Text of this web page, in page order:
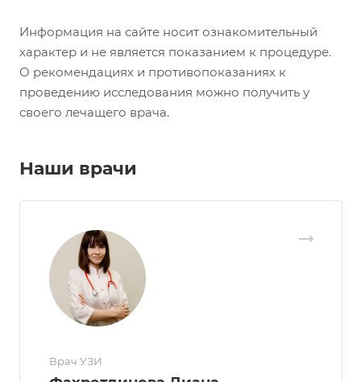
Информация на сайте носит ознакомительный
характер и не является показанием к процедуре.
О рекомендациях и противопоказаниях к
проведению исследования можно получить у
своего лечащего врача.
Наши врачи
Врач УЗИ